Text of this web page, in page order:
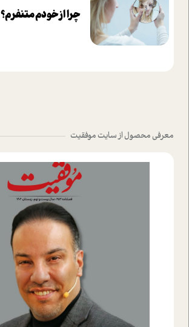
چرا از خودم متنفرم؟
معرفی محصول از سایت موفقیت